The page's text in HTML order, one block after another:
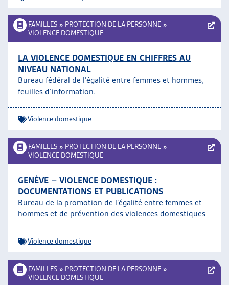
FAMILLES » PROTECTION DE LA PERSONNE »
VIOLENCE DOMESTIQUE
LA VIOLENCE DOMESTIQUE EN CHIFFRES AU
NIVEAU NATIONAL
Bureau fédéral de l’égalité entre femmes et hommes,
feuilles d’information.
Violence domestique
FAMILLES » PROTECTION DE LA PERSONNE »
VIOLENCE DOMESTIQUE
GENÈVE – VIOLENCE DOMESTIQUE :
DOCUMENTATIONS ET PUBLICATIONS
Bureau de la promotion de l’égalité entre femmes et
hommes et de prévention des violences domestiques
Violence domestique
FAMILLES » PROTECTION DE LA PERSONNE »
VIOLENCE DOMESTIQUE